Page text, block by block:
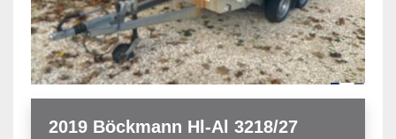
2019 Böckmann Hl-Al 3218/27